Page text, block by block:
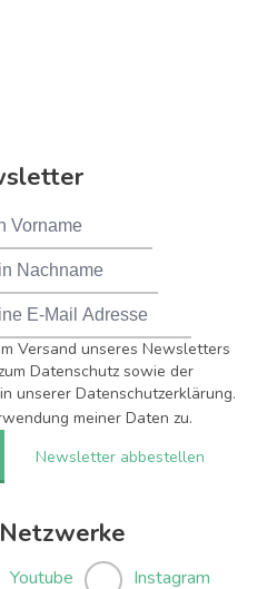
Versand unseres Newsletters
Datenschutz sowie der
unserer Datenschutzerklärung.
meiner Daten zu.
Newsletter abbestellen
Youtube Instagram